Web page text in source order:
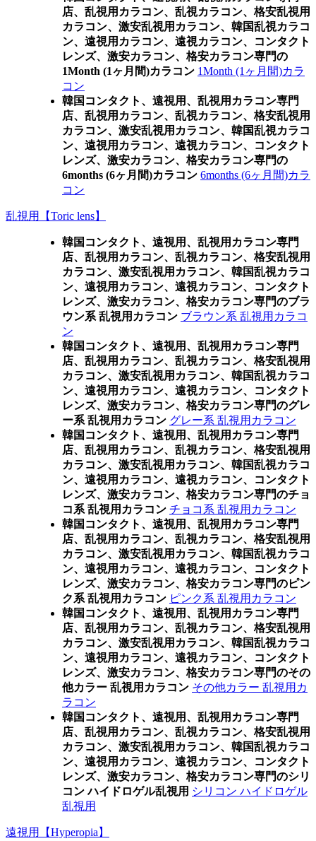
店、乱視用カラコン、乱視カラコン、格安乱視用
カラコン、激安乱視用カラコン、韓国乱視カラコ
ン、遠視用カラコン、遠視カラコン、コンタクト
レンズ、激安カラコン、格安カラコン専門の
1Month (1ヶ月間)カラコン 1Month (1ヶ月間)カラ
コン
韓国コンタクト、遠視用、乱視用カラコン専門
店、乱視用カラコン、乱視カラコン、格安乱視用
カラコン、激安乱視用カラコン、韓国乱視カラコ
ン、遠視用カラコン、遠視カラコン、コンタクト
レンズ、激安カラコン、格安カラコン専門の
6months (6ヶ月間)カラコン 6months (6ヶ月間)カラ
コン
乱視用【Toric lens】
韓国コンタクト、遠視用、乱視用カラコン専門
店、乱視用カラコン、乱視カラコン、格安乱視用
カラコン、激安乱視用カラコン、韓国乱視カラコ
ン、遠視用カラコン、遠視カラコン、コンタクト
レンズ、激安カラコン、格安カラコン専門のブラ
ウン系 乱視用カラコン ブラウン系 乱視用カラコ
ン
韓国コンタクト、遠視用、乱視用カラコン専門
店、乱視用カラコン、乱視カラコン、格安乱視用
カラコン、激安乱視用カラコン、韓国乱視カラコ
ン、遠視用カラコン、遠視カラコン、コンタクト
レンズ、激安カラコン、格安カラコン専門のグレ
ー系 乱視用カラコン グレー系 乱視用カラコン
韓国コンタクト、遠視用、乱視用カラコン専門
店、乱視用カラコン、乱視カラコン、格安乱視用
カラコン、激安乱視用カラコン、韓国乱視カラコ
ン、遠視用カラコン、遠視カラコン、コンタクト
レンズ、激安カラコン、格安カラコン専門のチョ
コ系 乱視用カラコン チョコ系 乱視用カラコン
韓国コンタクト、遠視用、乱視用カラコン専門
店、乱視用カラコン、乱視カラコン、格安乱視用
カラコン、激安乱視用カラコン、韓国乱視カラコ
ン、遠視用カラコン、遠視カラコン、コンタクト
レンズ、激安カラコン、格安カラコン専門のピン
ク系 乱視用カラコン ピンク系 乱視用カラコン
韓国コンタクト、遠視用、乱視用カラコン専門
店、乱視用カラコン、乱視カラコン、格安乱視用
カラコン、激安乱視用カラコン、韓国乱視カラコ
ン、遠視用カラコン、遠視カラコン、コンタクト
レンズ、激安カラコン、格安カラコン専門のその
他カラー 乱視用カラコン その他カラー 乱視用カ
ラコン
韓国コンタクト、遠視用、乱視用カラコン専門
店、乱視用カラコン、乱視カラコン、格安乱視用
カラコン、激安乱視用カラコン、韓国乱視カラコ
ン、遠視用カラコン、遠視カラコン、コンタクト
レンズ、激安カラコン、格安カラコン専門のシリ
コン ハイドロゲル乱視用 シリコン ハイドロゲル
乱視用
遠視用【Hyperopia】